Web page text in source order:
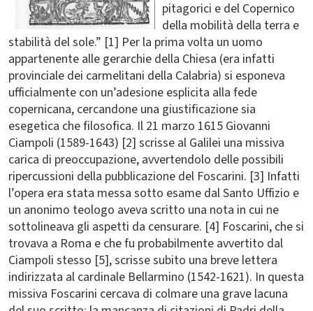
pitagorici e del Copernico
della mobilità della terra e
stabilità del sole.” [1] Per la prima volta un uomo
appartenente alle gerarchie della Chiesa (era infatti
provinciale dei carmelitani della Calabria) si esponeva
ufficialmente con un’adesione esplicita alla fede
copernicana, cercandone una giustificazione sia
esegetica che filosofica. Il 21 marzo 1615 Giovanni
Ciampoli (1589-1643) [2] scrisse al Galilei una missiva
carica di preoccupazione, avvertendolo delle possibili
ripercussioni della pubblicazione del Foscarini. [3] Infatti
l’opera era stata messa sotto esame dal Santo Uffizio e
un anonimo teologo aveva scritto una nota in cui ne
sottolineava gli aspetti da censurare. [4] Foscarini, che si
trovava a Roma e che fu probabilmente avvertito dal
Ciampoli stesso [5], scrisse subito una breve lettera
indirizzata al cardinale Bellarmino (1542-1621). In questa
missiva Foscarini cercava di colmare una grave lacuna